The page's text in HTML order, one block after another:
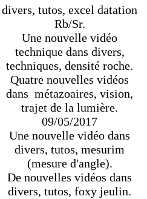
divers, tutos, excel datation
Rb/Sr.
Une nouvelle vidéo
technique dans divers,
techniques, densité roche.
Quatre nouvelles vidéos
dans métazoaires, vision,
trajet de la lumière.
09/05/2017
Une nouvelle vidéo dans
divers, tutos, mesurim
(mesure d'angle).
De nouvelles vidéos dans
divers, tutos, foxy jeulin.